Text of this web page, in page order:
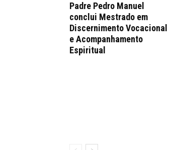
Padre Pedro Manuel
conclui Mestrado em
Discernimento Vocacional
e Acompanhamento
Espiritual